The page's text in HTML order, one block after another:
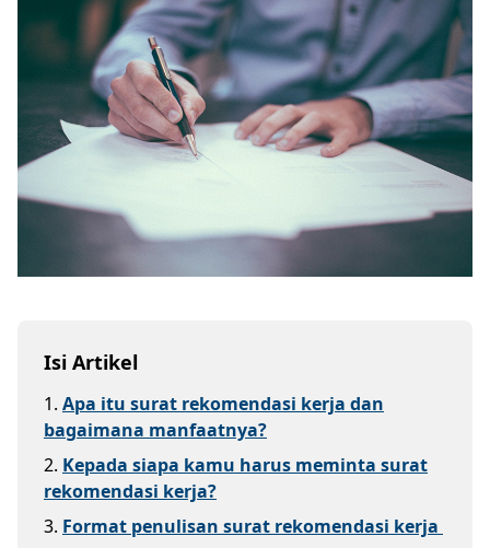
Isi Artikel
1. Apa itu surat rekomendasi kerja dan
bagaimana manfaatnya?
2. Kepada siapa kamu harus meminta surat
rekomendasi kerja?
3. Format penulisan surat rekomendasi kerja